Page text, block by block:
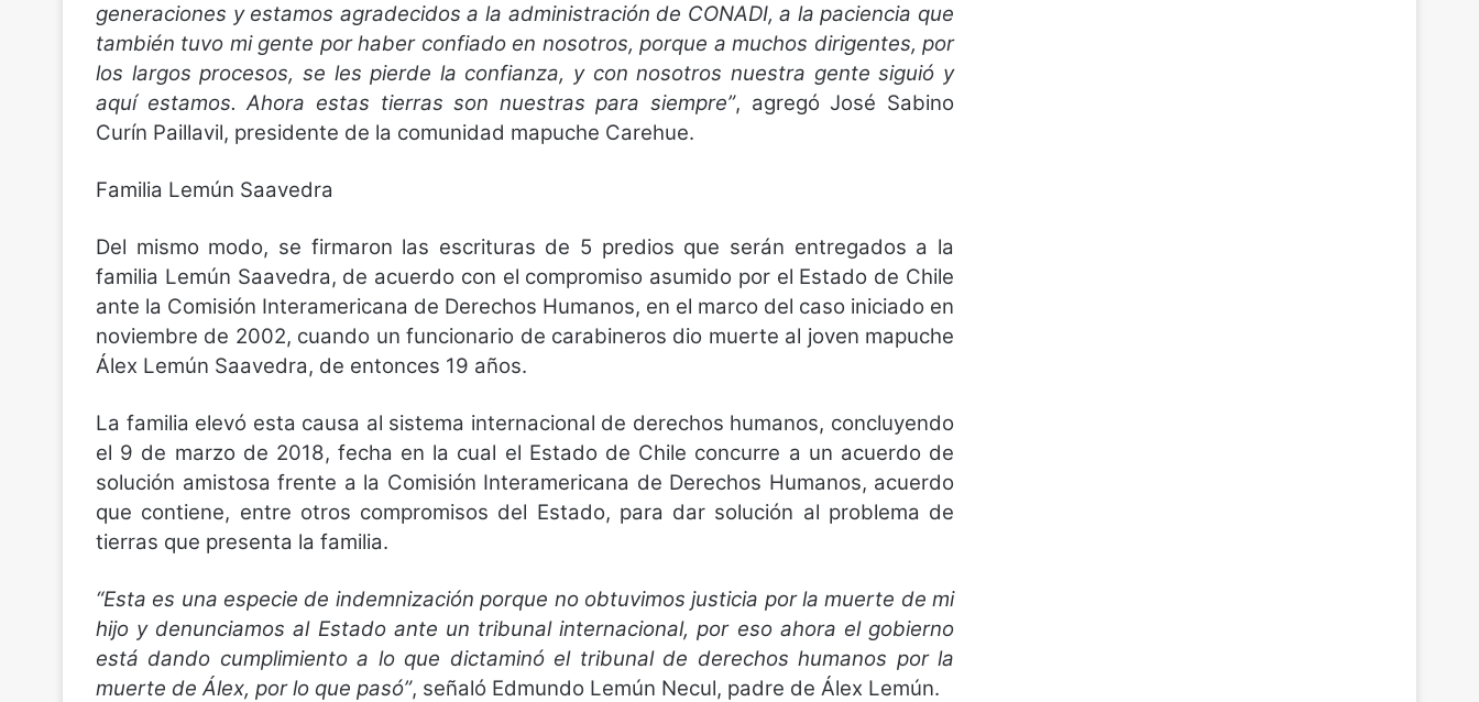
generaciones y estamos agradecidos a la administración de CONADI, a la paciencia que
también tuvo mi gente por haber confiado en nosotros, porque a muchos dirigentes, por
los largos procesos, se les pierde la confianza, y con nosotros nuestra gente siguió y
aquí estamos. Ahora estas tierras son nuestras para siempre”, agregó José Sabino
Curín Paillavil, presidente de la comunidad mapuche Carehue.
Familia Lemún Saavedra
Del mismo modo, se firmaron las escrituras de 5 predios que serán entregados a la
familia Lemún Saavedra, de acuerdo con el compromiso asumido por el Estado de Chile
ante la Comisión Interamericana de Derechos Humanos, en el marco del caso iniciado en
noviembre de 2002, cuando un funcionario de carabineros dio muerte al joven mapuche
Álex Lemún Saavedra, de entonces 19 años.
La familia elevó esta causa al sistema internacional de derechos humanos, concluyendo
el 9 de marzo de 2018, fecha en la cual el Estado de Chile concurre a un acuerdo de
solución amistosa frente a la Comisión Interamericana de Derechos Humanos, acuerdo
que contiene, entre otros compromisos del Estado, para dar solución al problema de
tierras que presenta la familia.
“Esta es una especie de indemnización porque no obtuvimos justicia por la muerte de mi
hijo y denunciamos al Estado ante un tribunal internacional, por eso ahora el gobierno
está dando cumplimiento a lo que dictaminó el tribunal de derechos humanos por la
muerte de Álex, por lo que pasó”, señaló Edmundo Lemún Necul, padre de Álex Lemún.